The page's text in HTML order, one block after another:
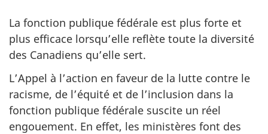
La fonction publique fédérale est plus forte et
plus efficace lorsqu’elle reflète toute la diversité
des Canadiens qu’elle sert.
L’Appel à l’action en faveur de la lutte contre le
racisme, de l’équité et de l’inclusion dans la
fonction publique fédérale suscite un réel
engouement. En effet, les ministères font des